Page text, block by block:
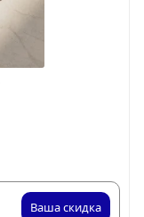
Ваша скидка